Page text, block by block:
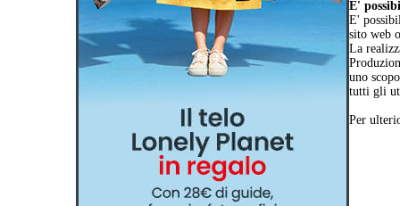
E'
E'
sito web
La
uno
tutti gli
Per